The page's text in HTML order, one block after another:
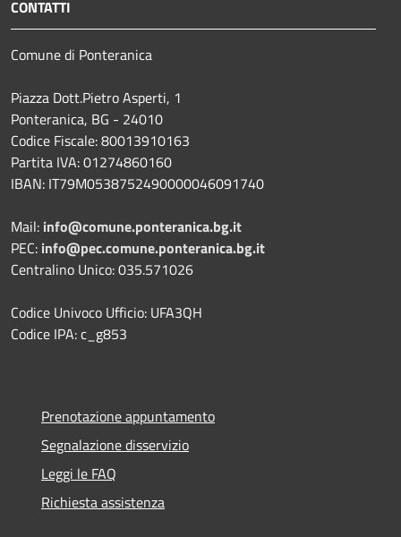
CONTATTI
Comune di Ponteranica
Piazza Dott.Pietro Asperti, 1
Ponteranica, BG - 24010
Codice Fiscale: 80013910163
Partita IVA: 01274860160
IBAN: IT79M0538752490000046091740
Mail: info@comune.ponteranica.bg.it
PEC: info@pec.comune.ponteranica.bg.it
Centralino Unico: 035.571026
Codice Univoco Ufficio: UFA3QH
Codice IPA: c_g853
Prenotazione appuntamento
Segnalazione disservizio
Leggi le FAQ
Richiesta assistenza